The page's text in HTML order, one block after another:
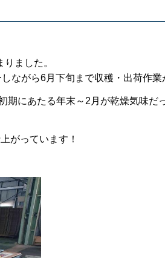
ました。
ながら6月下旬まで収穫・出荷作業
にあたる年末～2月が乾燥気味だ
がっています！